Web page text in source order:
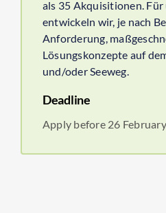
als 35 Akquisitionen. Für
entwickeln wir, je nach
Anforderung,
Lösungskonzepte auf
und/oder Seeweg.
Deadline
Apply before 26